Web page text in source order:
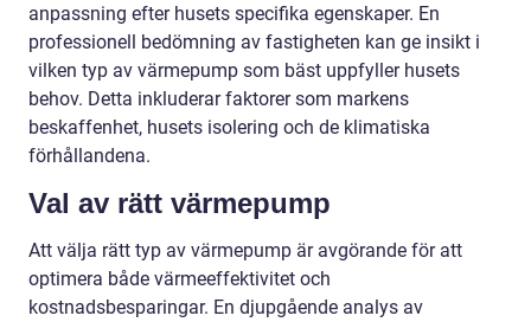
anpassning efter husets specifika egenskaper. En
professionell bedömning av fastigheten kan ge insikt i
vilken typ av värmepump som bäst uppfyller husets
behov. Detta inkluderar faktorer som markens
beskaffenhet, husets isolering och de klimatiska
förhållandena.
Val av rätt värmepump
Att välja rätt typ av värmepump är avgörande för att
optimera både värmeeffektivitet och
kostnadsbesparingar. En djupgående analys av